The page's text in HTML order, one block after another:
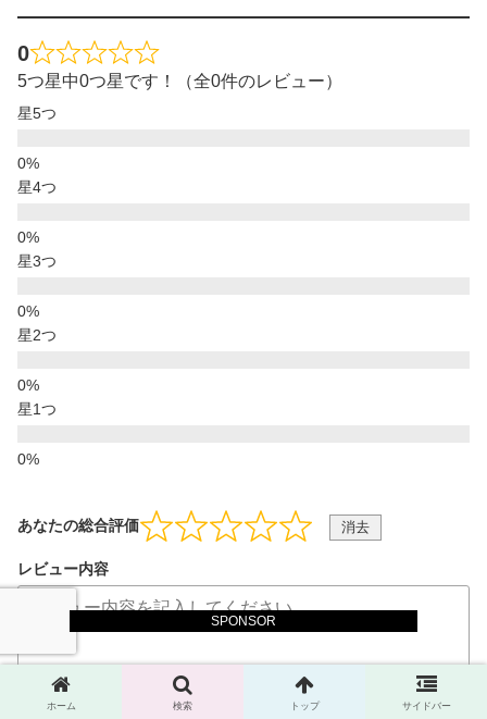
SPONSOR
0
5つ星中0つ星です！（全0件のレビュー）
星5つ
星4つ
星3つ
星2つ
星1つ
あなたの総合評価 消去
レビュー内容
ホーム 検索 トップ サイドバー